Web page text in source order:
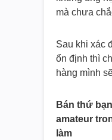
mà chưa
Sau khi xác
ổn định thì
hàng mình
Bán thứ
amateur
làm